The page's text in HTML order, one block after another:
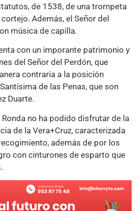
de 1538, de una trompeta
Además, el Señor del
música de capilla.
con un imporante patrimonio y
del Señor del Perdón, que
contraria a la posición
de las Penas, que son
Duarte.
Ronda no ha podido disfrutar de la
de la Vera+Cruz, caracterizada
además de por los
con cinturones de esparto que